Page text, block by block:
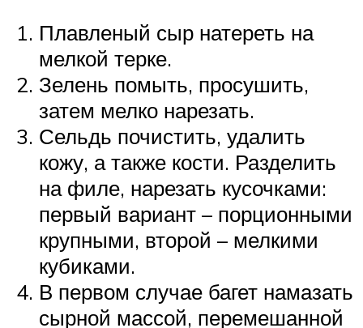
Плавленый сыр натереть на
мелкой терке.
Зелень помыть, просушить,
затем мелко нарезать.
Сельдь почистить, удалить
кожу, а также кости. Разделить
на филе, нарезать кусочками:
первый вариант – порционными
крупными, второй – мелкими
кубиками.
В первом случае багет намазать
сырной массой, перемешанной